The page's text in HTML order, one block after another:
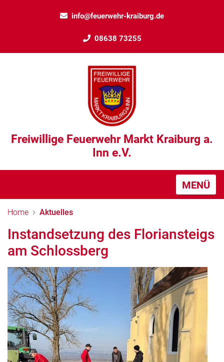
info@feuerwehr-kraiburg.de
08638 73255
Freiwillige Feuerwehr Markt Kraiburg a.
Inn e.V.
MENÜ
Home Aktuelles
Instandsetzung des Floriansteigs
am Schlossberg